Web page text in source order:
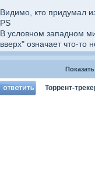
Видимо, кто придумал
PS
В условном западном
вверх" означает что-то
Торрент-